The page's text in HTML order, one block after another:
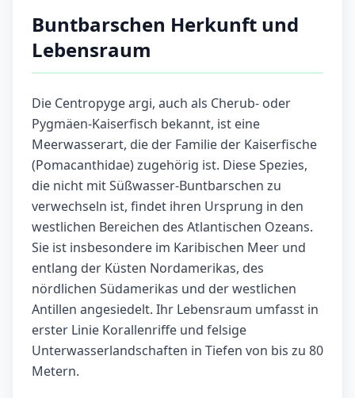
Buntbarschen Herkunft und
Lebensraum
Die Centropyge argi, auch als Cherub- oder
Pygmäen-Kaiserfisch bekannt, ist eine
Meerwasserart, die der Familie der Kaiserfische
(Pomacanthidae) zugehörig ist. Diese Spezies,
die nicht mit Süßwasser-Buntbarschen zu
verwechseln ist, findet ihren Ursprung in den
westlichen Bereichen des Atlantischen Ozeans.
Sie ist insbesondere im Karibischen Meer und
entlang der Küsten Nordamerikas, des
nördlichen Südamerikas und der westlichen
Antillen angesiedelt. Ihr Lebensraum umfasst in
erster Linie Korallenriffe und felsige
Unterwasserlandschaften in Tiefen von bis zu 80
Metern.